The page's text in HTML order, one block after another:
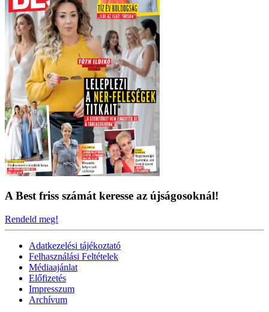
A Best friss számát keresse az újságosoknál!
Rendeld meg!
Adatkezelési tájékoztató
Felhasználási Feltételek
Médiaajánlat
Előfizetés
Impresszum
Archívum